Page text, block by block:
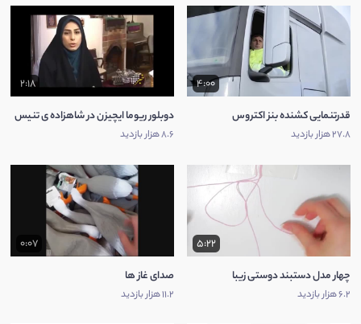
4:00
قدرتنمایی کشنده بنز اکتروس
27.8 هزار بازدید
2:18
دوبلور ریوما ایچیزن در شاهزاده ی تنیس
8.6 هزار بازدید
5:22
چهار مدل دستبند دوستی زیبا
6.2 هزار بازدید
0:07
صدای غاز ها
11.2 هزار بازدید